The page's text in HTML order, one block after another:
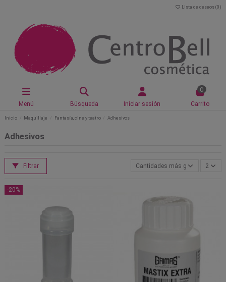
Lista de deseos (0 )
Menú Búsqueda Iniciar sesión
0
Carrito
Inicio Maquillaje Fantasía, cine y teatro Adhesivos
Adhesivos
Filtrar Cantidades más grandes2
-20%